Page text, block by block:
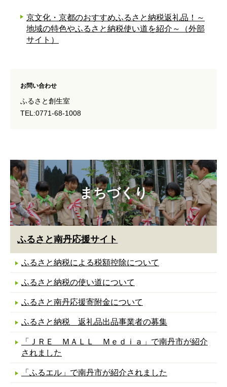
まちづくり
ふるさと南丹応援サイト
ふるさと納税による税額控除について
ふるさと納税の使い道について
ふるさと南丹応援寄附金について
ふるさと納税 返礼品出品事業者の募集
「ＪＲＥ ＭＡＬＬ Ｍｅｄｉａ」で南丹市が紹介
されました
「ふるエル」で南丹市が紹介されました
京文化・京都のおすすめふるさと納税返礼品！～
地域の特色やふるさと納税使い道を紹介～（外部
サイト）
お問い合わせ
ふるさと創生室
TEL:0771-68-1008